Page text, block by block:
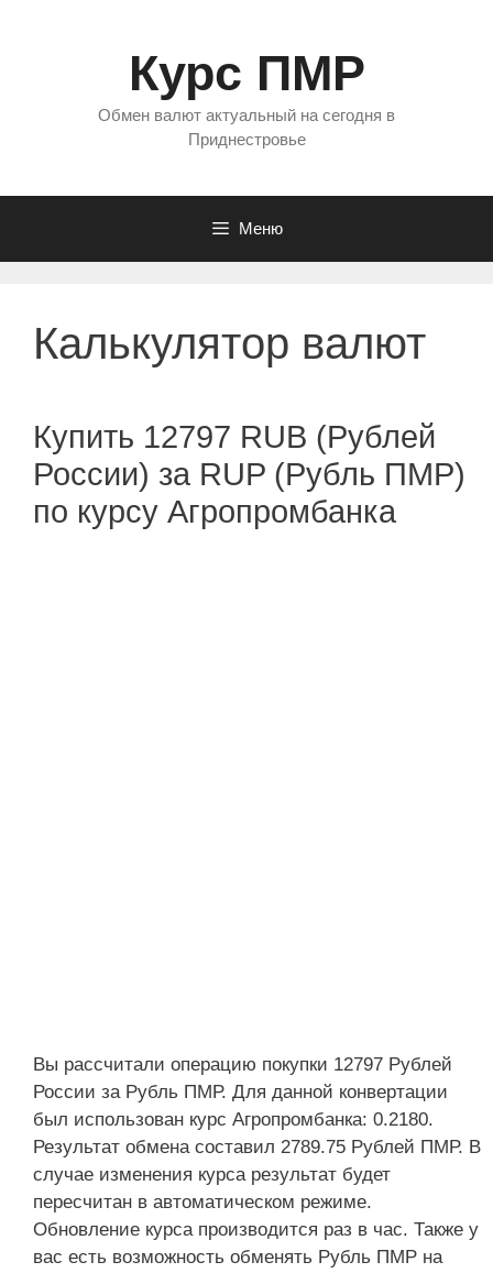
Курс ПМР
Обмен валют актуальный на сегодня в
Приднестровье
Меню
Калькулятор валют
Купить 12797 RUB (Рублей
России) за RUP (Рубль ПМР)
по курсу Агропромбанка
Вы рассчитали операцию покупки 12797 Рублей
России за Рубль ПМР. Для данной конвертации
был использован курс Агропромбанка: 0.2180.
Результат обмена составил 2789.75 Рублей ПМР. В
случае изменения курса результат будет
пересчитан в автоматическом режиме.
Обновление курса производится раз в час. Также у
вас есть возможность обменять Рубль ПМР на